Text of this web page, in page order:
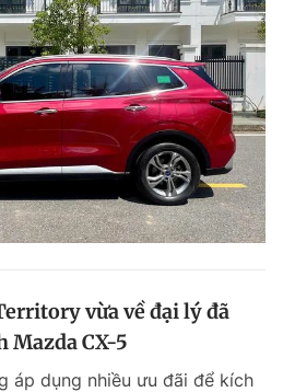
vừa về đại lý đã
Mazda CX-5
áp dụng nhiều ưu đãi để kích